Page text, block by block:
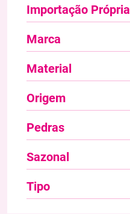
Importação Própria
Marca
Material
Origem
Pedras
Sazonal
Tipo